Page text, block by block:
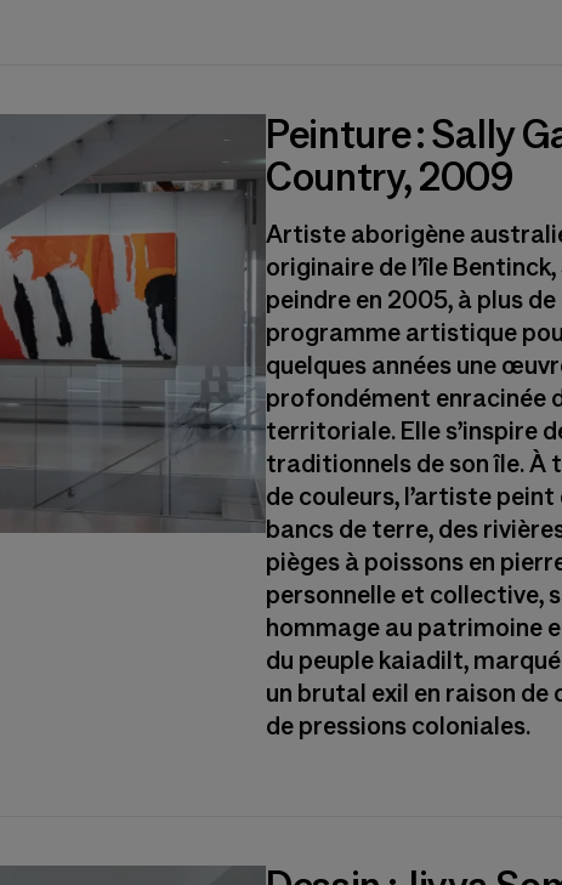
Peinture : Sally
Country, 2009
Artiste aborigène
originaire de l’île
peindre en 2005, à plus de
programme artistique
quelques années une
profondément enracinée
territoriale. Elle s’inspire
traditionnels de son île. À
de couleurs, l’artiste
bancs de terre, des
pièges à poissons en
personnelle et collective,
hommage au patrimoine
du peuple kaiadilt,
un brutal exil en raison
de pressions coloniales.